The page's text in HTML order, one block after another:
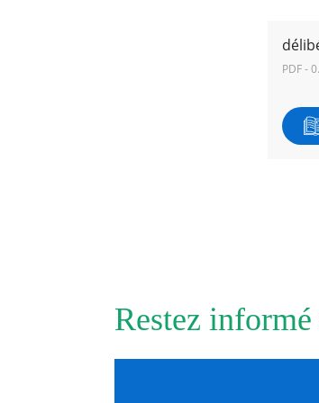
PDF -
Restez